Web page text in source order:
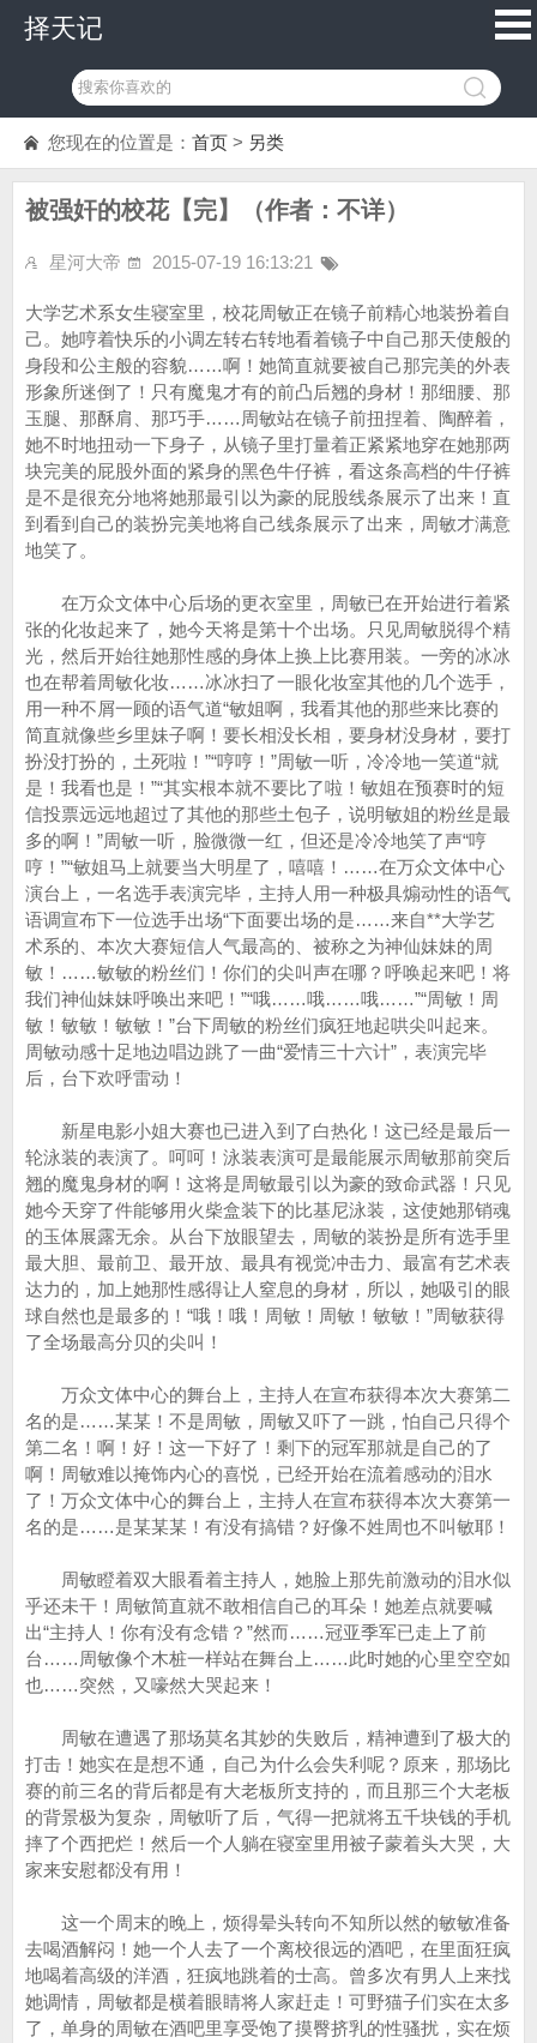
择天记
您现在的位置是： 首页 > 另类
被强奸的校花【完】（作者：不详）
星河大帝 2015-07-19 16:13:21
大学艺术系女生寝室里，校花周敏正在镜子前精心地装扮着自
己。她哼着快乐的小调左转右转地看着镜子中自己那天使般的
身段和公主般的容貌……啊！她简直就要被自己那完美的外表
形象所迷倒了！只有魔鬼才有的前凸后翘的身材！那细腰、那
玉腿、那酥肩、那巧手……周敏站在镜子前扭捏着、陶醉着，
她不时地扭动一下身子，从镜子里打量着正紧紧地穿在她那两
块完美的屁股外面的紧身的黑色牛仔裤，看这条高档的牛仔裤
是不是很充分地将她那最引以为豪的屁股线条展示了出来！直
到看到自己的装扮完美地将自己线条展示了出来，周敏才满意
地笑了。
在万众文体中心后场的更衣室里，周敏已在开始进行着紧
张的化妆起来了，她今天将是第十个出场。只见周敏脱得个精
光，然后开始往她那性感的身体上换上比赛用装。一旁的冰冰
也在帮着周敏化妆……冰冰扫了一眼化妆室其他的几个选手，
用一种不屑一顾的语气道“敏姐啊，我看其他的那些来比赛的
简直就像些乡里妹子啊！要长相没长相，要身材没身材，要打
扮没打扮的，土死啦！”“哼哼！”周敏一听，冷冷地一笑道“就
是！我看也是！”“其实根本就不要比了啦！敏姐在预赛时的短
信投票远远地超过了其他的那些土包子，说明敏姐的粉丝是最
多的啊！”周敏一听，脸微微一红，但还是冷冷地笑了声“哼
哼！”“敏姐马上就要当大明星了，嘻嘻！……在万众文体中心
演台上，一名选手表演完毕，主持人用一种极具煽动性的语气
语调宣布下一位选手出场“下面要出场的是……来自**大学艺
术系的、本次大赛短信人气最高的、被称之为神仙妹妹的周
敏！……敏敏的粉丝们！你们的尖叫声在哪？呼唤起来吧！将
我们神仙妹妹呼唤出来吧！”“哦……哦……哦……”“周敏！周
敏！敏敏！敏敏！”台下周敏的粉丝们疯狂地起哄尖叫起来。
周敏动感十足地边唱边跳了一曲“爱情三十六计”，表演完毕
后，台下欢呼雷动！
新星电影小姐大赛也已进入到了白热化！这已经是最后一
轮泳装的表演了。呵呵！泳装表演可是最能展示周敏那前突后
翘的魔鬼身材的啊！这将是周敏最引以为豪的致命武器！只见
她今天穿了件能够用火柴盒装下的比基尼泳装，这使她那销魂
的玉体展露无余。从台下放眼望去，周敏的装扮是所有选手里
最大胆、最前卫、最开放、最具有视觉冲击力、最富有艺术表
达力的，加上她那性感得让人窒息的身材，所以，她吸引的眼
球自然也是最多的！“哦！哦！周敏！周敏！敏敏！”周敏获得
了全场最高分贝的尖叫！
万众文体中心的舞台上，主持人在宣布获得本次大赛第二
名的是……某某！不是周敏，周敏又吓了一跳，怕自己只得个
第二名！啊！好！这一下好了！剩下的冠军那就是自己的了
啊！周敏难以掩饰内心的喜悦，已经开始在流着感动的泪水
了！万众文体中心的舞台上，主持人在宣布获得本次大赛第一
名的是……是某某某！有没有搞错？好像不姓周也不叫敏耶！
周敏瞪着双大眼看着主持人，她脸上那先前激动的泪水似
乎还未干！周敏简直就不敢相信自己的耳朵！她差点就要喊
出“主持人！你有没有念错？”然而……冠亚季军已走上了前
台……周敏像个木桩一样站在舞台上……此时她的心里空空如
也……突然，又嚎然大哭起来！
周敏在遭遇了那场莫名其妙的失败后，精神遭到了极大的
打击！她实在是想不通，自己为什么会失利呢？原来，那场比
赛的前三名的背后都是有大老板所支持的，而且那三个大老板
的背景极为复杂，周敏听了后，气得一把就将五千块钱的手机
摔了个西把烂！然后一个人躺在寝室里用被子蒙着头大哭，大
家来安慰都没有用！
这一个周末的晚上，烦得晕头转向不知所以然的敏敏准备
去喝酒解闷！她一个人去了一个离校很远的酒吧，在里面狂疯
地喝着高级的洋酒，狂疯地跳着的士高。曾多次有男人上来找
她调情，周敏都是横着眼睛将人家赶走！可野猫子们实在太多
了，单身的周敏在酒吧里享受饱了摸臀挤乳的性骚扰，实在烦